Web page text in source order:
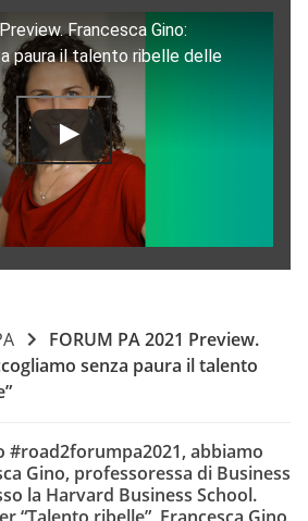
Francesca Gino:
paura il talento ribelle delle
FORUM PA 2021 Preview.
senza paura il talento
#road2forumpa2021, abbiamo
Gino, professoressa di Business
la Harvard Business School.